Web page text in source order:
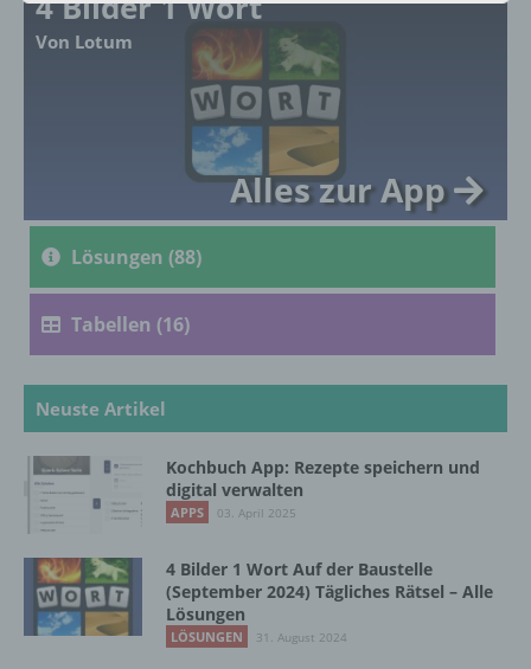
Von Lotum
Alles zur App
Lösungen (88)
Tabellen (16)
Neuste Artikel
Kochbuch App: Rezepte speichern und
digital verwalten
APPS 03. April 2025
4 Bilder 1 Wort Auf der Baustelle
(September 2024) Tägliches Rätsel – Alle
Lösungen
LÖSUNGEN 31. August 2024
a) personenbezogene Daten
Personenbezogene Daten sind alle
Informationen, die sich auf eine identifizierte
oder identifizierbare natürliche Person (im
Folgenden „betroffene Person") beziehen.
Als identifizierbar wird eine natürliche
Person angesehen, die direkt oder indirekt,
Kennung wie einem Namen, zu einer
Kennnummer, zu Standortdaten, zu einer
mehreren besonderen Merkmalen, die
Ausdruck der physischen, physiologischen,
kulturellen oder sozialen Identität dieser
Betroffene Person ist jede identifizierte oder
identifizierbare natürliche Person, deren
personenbezogene Daten von dem für die